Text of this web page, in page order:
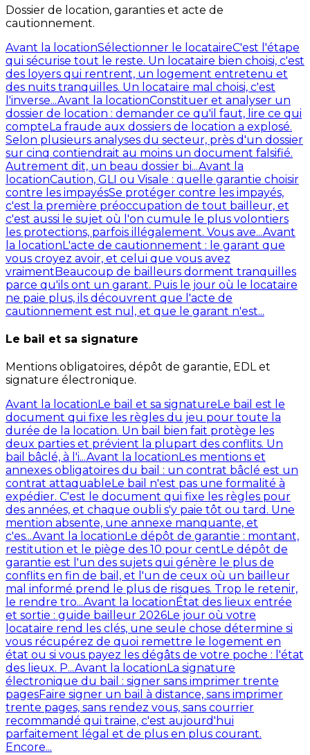
Dossier de location, garanties et acte de
cautionnement.
Avant la locationSélectionner le locataireC'est l'étape
qui sécurise tout le reste. Un locataire bien choisi, c'est
des loyers qui rentrent, un logement entretenu et
des nuits tranquilles. Un locataire mal choisi, c'est
l'inverse...Avant la locationConstituer et analyser un
dossier de location : demander ce qu'il faut, lire ce qui
compteLa fraude aux dossiers de location a explosé.
Selon plusieurs analyses du secteur, près d'un dossier
sur cinq contiendrait au moins un document falsifié.
Autrement dit, un beau dossier bi...Avant la
locationCaution, GLI ou Visale : quelle garantie choisir
contre les impayésSe protéger contre les impayés,
c'est la première préoccupation de tout bailleur, et
c'est aussi le sujet où l'on cumule le plus volontiers
les protections, parfois illégalement. Vous ave...Avant
la locationL'acte de cautionnement : le garant que
vous croyez avoir, et celui que vous avez
vraimentBeaucoup de bailleurs dorment tranquilles
parce qu'ils ont un garant. Puis le jour où le locataire
ne paie plus, ils découvrent que l'acte de
cautionnement est nul, et que le garant n'est...
Le bail et sa signature
Mentions obligatoires, dépôt de garantie, EDL et
signature électronique.
Avant la locationLe bail et sa signatureLe bail est le
document qui fixe les règles du jeu pour toute la
durée de la location. Un bail bien fait protège les
deux parties et prévient la plupart des conflits. Un
bail bâclé, à l'i...Avant la locationLes mentions et
annexes obligatoires du bail : un contrat bâclé est un
contrat attaquableLe bail n'est pas une formalité à
expédier. C'est le document qui fixe les règles pour
des années, et chaque oubli s'y paie tôt ou tard. Une
mention absente, une annexe manquante, et
c'es...Avant la locationLe dépôt de garantie : montant,
restitution et le piège des 10 pour centLe dépôt de
garantie est l'un des sujets qui génère le plus de
conflits en fin de bail, et l'un de ceux où un bailleur
mal informé prend le plus de risques. Trop le retenir,
le rendre tro...Avant la locationÉtat des lieux entrée
et sortie : guide bailleur 2026Le jour où votre
locataire rend les clés, une seule chose détermine si
vous récupérez de quoi remettre le logement en
état ou si vous payez les dégâts de votre poche : l'état
des lieux. P...Avant la locationLa signature
électronique du bail : signer sans imprimer trente
pagesFaire signer un bail à distance, sans imprimer
trente pages, sans rendez vous, sans courrier
recommandé qui traine, c'est aujourd'hui
parfaitement légal et de plus en plus courant.
Encore...